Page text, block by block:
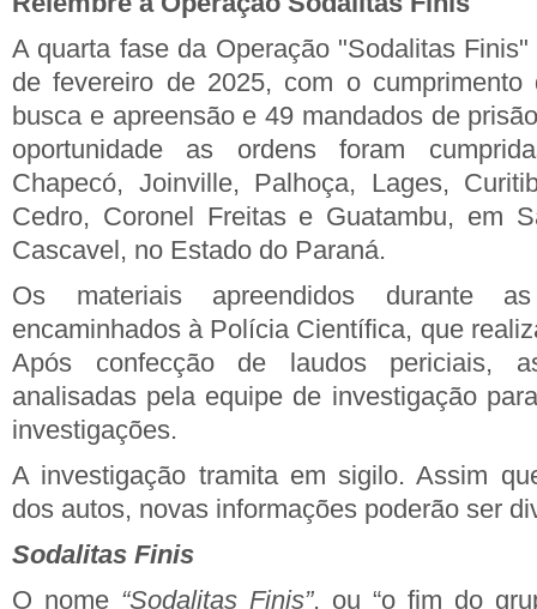
A quarta fase da Operação "Sodalitas
de fevereiro de 2025, com o
busca e apreensão e 49 mandados de
oportunidade as ordens foram
Chapecó, Joinville, Palhoça, Lages,
Cedro, Coronel Freitas e Guatambu, em
Cascavel, no Estado do Paraná.
Os materiais apreendidos durante
encaminhados à Polícia Científica, que
Após confecção de laudos periciais,
analisadas pela equipe de investigação
investigações.
A investigação tramita em sigilo. Assim
dos autos, novas informações poderão ser
Sodalitas Finis
O nome “Sodalitas Finis”, ou “o fim do